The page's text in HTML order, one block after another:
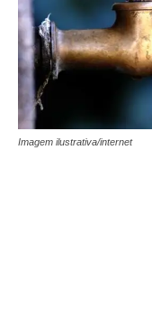
Imagem ilustrativa/internet